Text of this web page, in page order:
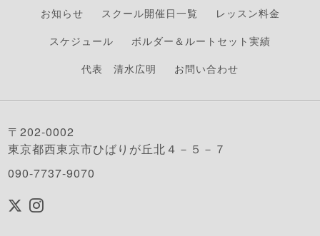
お知らせ スクール開催日一覧
レッスン料金
スケジュール
ボルダー＆ルートセット実績
代表 清水広明
お問い合わせ
〒202-0002
東京都西東京市ひばりが丘北４－５－７
090-7737-9070